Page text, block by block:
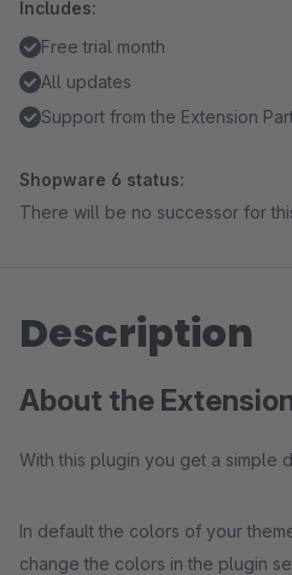
Includes:
Free trial month
All updates
Support from the Extension
Shopware 6 status:
There will be no successor for
Description
About the
With this plugin you get a simple
In default the colors of your
change the colors in the plugin